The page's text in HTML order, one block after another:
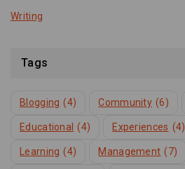
Writing
Tags
Blogging (4) Community (6)
Educational (4) Experiences (4)
Learning (4) Management (7)